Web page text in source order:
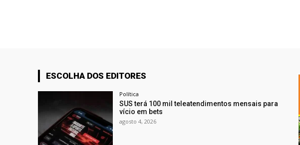
ESCOLHA DOS EDITORES
Política
SUS terá 100 mil teleatendimentos mensais para
vício em bets
agosto 4, 2026